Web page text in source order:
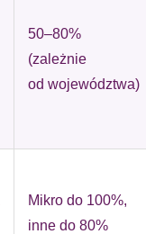
50–80%
(zależnie
od województwa)
Mikro do 100%,
inne do 80%